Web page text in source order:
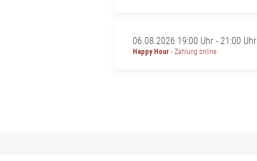
06.08.2026 19:00 Uhr - 21:00 Uhr
Happy Hour - Zahlung online